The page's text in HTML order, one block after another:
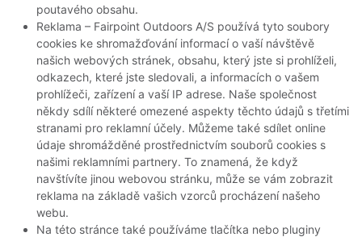
poutavého obsahu.
Reklama – Fairpoint Outdoors A/S používá tyto soubory
cookies ke shromažďování informací o vaší návštěvě
našich webových stránek, obsahu, který jste si prohlíželi,
odkazech, které jste sledovali, a informacích o vašem
prohlížeči, zařízení a vaší IP adrese. Naše společnost
někdy sdílí některé omezené aspekty těchto údajů s třetími
stranami pro reklamní účely. Můžeme také sdílet online
údaje shromážděné prostřednictvím souborů cookies s
našimi reklamními partnery. To znamená, že když
navštívíte jinou webovou stránku, může se vám zobrazit
reklama na základě vašich vzorců procházení našeho
webu.
Na této stránce také používáme tlačítka nebo pluginy